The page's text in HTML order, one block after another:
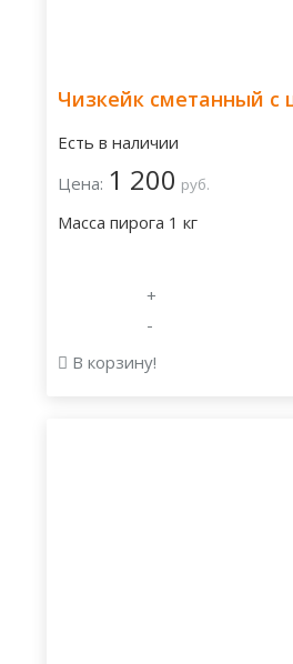
Чизкейк сметанный с
Есть в наличии
Цена: 1 200 руб.
Масса пирога 1 кг
+
-
В корзину!